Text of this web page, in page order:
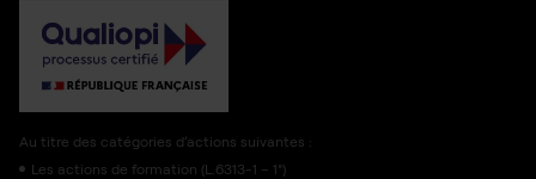
Au titre des catégories d’actions suivantes :
Les actions de formation (L.6313-1 – 1°)